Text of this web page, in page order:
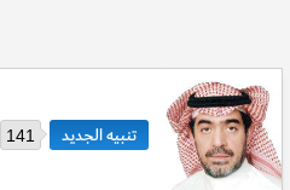
141